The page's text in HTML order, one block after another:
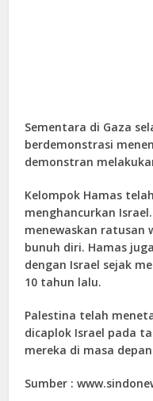
Sementara di Gaza
berdemonstrasi
demonstran
Kelompok Hamas
menghancurkan
menewaskan ratusan
bunuh diri. Hamas
dengan Israel sejak
10 tahun lalu.
Palestina telah
dicaplok Israel pada
mereka di masa
Sumber :